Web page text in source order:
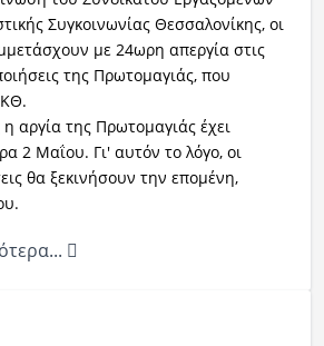
Συγκοινωνίας Θεσσαλονίκης, οι
με 24ωρη απεργία στις
της Πρωτομαγιάς, που
αργία της Πρωτομαγιάς έχει
2 Μαΐου. Γι' αυτόν το λόγο, οι
θα ξεκινήσουν την επομένη,